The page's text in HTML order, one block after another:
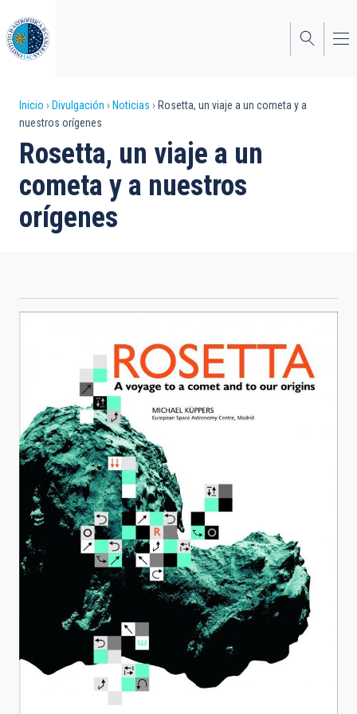
al
contenido
principal
Sobrescribir
enlaces
de
ayuda
a
Inicio Divulgación Noticias
Rosetta, un viaje a un cometa y a
nuestros orígenes
Rosetta, un viaje a un
cometa y a nuestros
orígenes